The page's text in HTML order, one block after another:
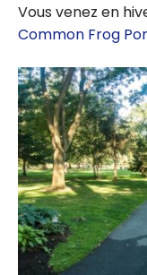
Vous venez en
Common Frog